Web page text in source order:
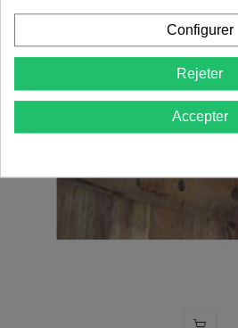
Configurer
Rejeter
Accepter